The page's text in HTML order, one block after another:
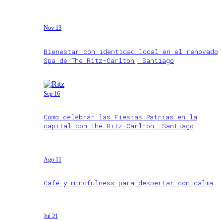
Nov 13
Bienestar con identidad local en el renovado
Spa de The Ritz-Carlton, Santiago
Sep 16
Cómo celebrar las Fiestas Patrias en la
capital con The Ritz-Carlton, Santiago
Ago 11
Café y mindfulness para despertar con calma
Jul 21